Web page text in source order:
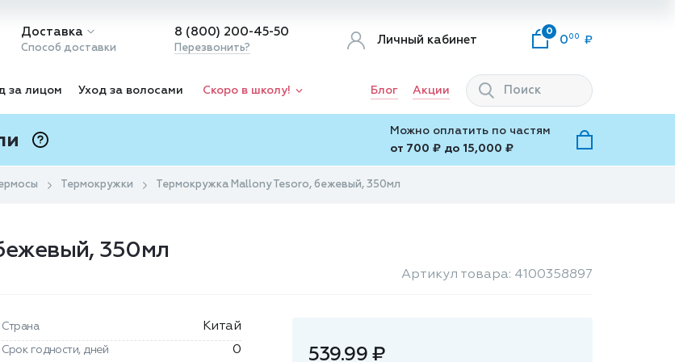
Доставка
Способ доставки
8 (800) 200-45-50
Перезвонить?
Личный кабинет
0
0 00
за лицом Уход за волосами Скоро в школу! Блог Акции
Можно оплатить по частям
от 700 ₽ до 15,000 ₽
Термокружки Термокружка Mallony Tesoro, бежевый, 350мл
350мл
Артикул товара: 4100358897
Страна Китай
Срок годности, дней 0 539.99 ₽